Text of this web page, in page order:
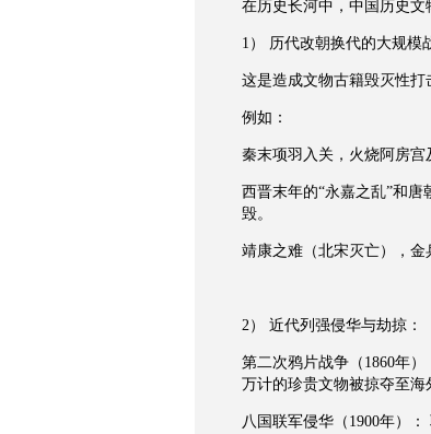
在历史长河中，中国历史文
1） 历代改朝换代的大规模
这是造成文物古籍毁灭性打
例如：
秦末项羽入关，火烧阿房宫
西晋末年的“永嘉之乱”和
毁。
靖康之难（北宋灭亡），金
2） 近代列强侵华与劫掠：
第二次鸦片战争（1860年
万计的珍贵文物被掠夺至海
八国联军侵华（1900年）